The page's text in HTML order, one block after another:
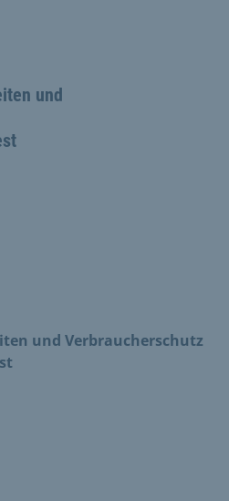
und
und Verbraucherschutz